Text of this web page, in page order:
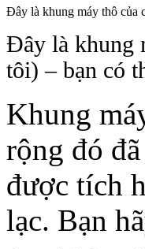
Đây là khung máy thô của
Đây là khung
tôi) – bạn có
Khung
rộng đó
được tích
lạc. Bạn